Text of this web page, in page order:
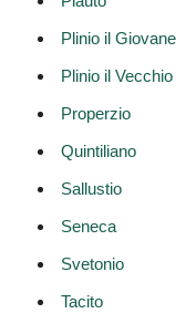
Plinio il Giovane
Plinio il Vecchio
Properzio
Quintiliano
Sallustio
Seneca
Svetonio
Tacito